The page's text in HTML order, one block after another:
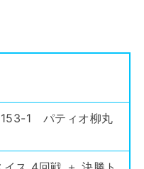
153-1 パティオ柳丸